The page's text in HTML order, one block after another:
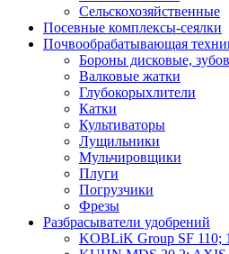
Сельскохозяйственные
Посевные комплексы-сеялки
Почвообрабатывающая
Бороны дисковые,
Валковые жатки
Глубокорыхлители
Катки
Культиваторы
Лущильники
Мульчировщики
Плуги
Погрузчики
Фрезы
Разбрасыватели удобрений
KOBLiK Group SF 110;